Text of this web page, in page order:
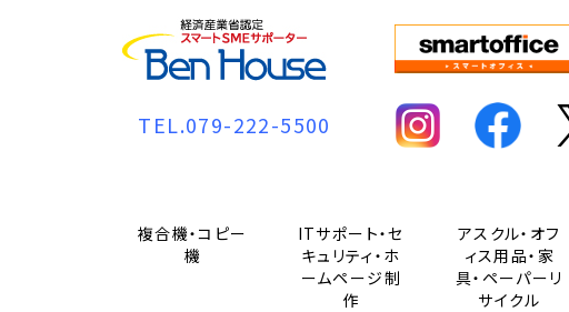
TEL.079-222-5500
複合機・コピー
機
ITサポート・セ
キュリティ・ホ
ームページ制
作
アスクル・オフ
ィス用品・家
具・ペーパーリ
サイクル